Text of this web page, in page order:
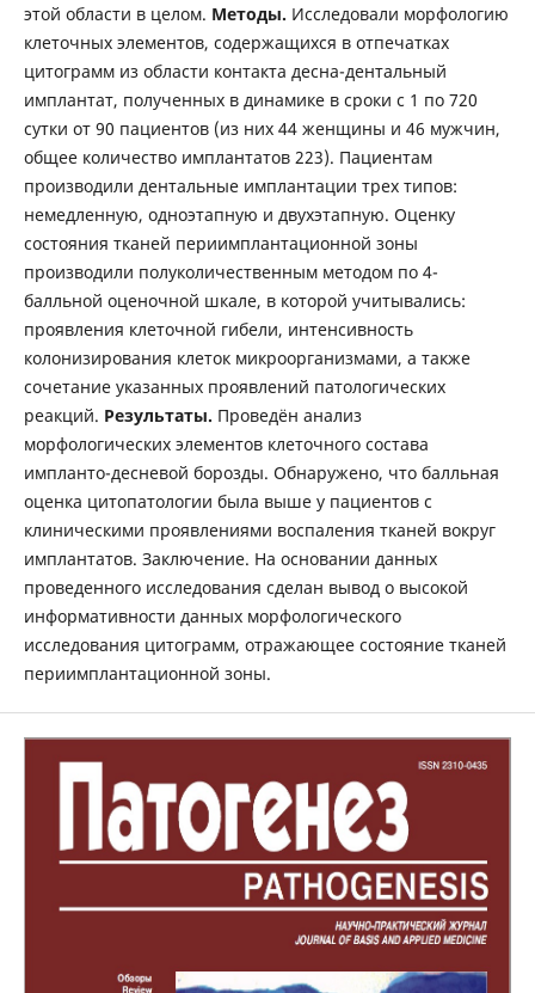
этой области в целом. Методы. Исследовали морфологию
клеточных элементов, содержащихся в отпечатках
цитограмм из области контакта десна-дентальный
имплантат, полученных в динамике в сроки с 1 по 720
сутки от 90 пациентов (из них 44 женщины и 46 мужчин,
общее количество имплантатов 223). Пациентам
производили дентальные имплантации трех типов:
немедленную, одноэтапную и двухэтапную. Оценку
состояния тканей периимплантационной зоны
производили полуколичественным методом по 4-
балльной оценочной шкале, в которой учитывались:
проявления клеточной гибели, интенсивность
колонизирования клеток микроорганизмами, а также
сочетание указанных проявлений патологических
реакций. Результаты. Проведён анализ
морфологических элементов клеточного состава
импланто-десневой борозды. Обнаружено, что балльная
оценка цитопатологии была выше у пациентов с
клиническими проявлениями воспаления тканей вокруг
имплантатов. Заключение. На основании данных
проведенного исследования сделан вывод о высокой
информативности данных морфологического
исследования цитограмм, отражающее состояние тканей
периимплантационной зоны.